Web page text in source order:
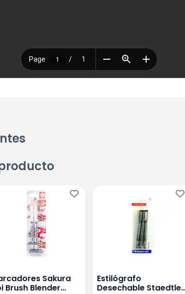
Sakura
Brush Blender
Estilógrafo
Desechable Staedtler